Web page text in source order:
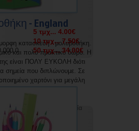
- England
κατασκευή - μολυβοθήκη.
και πολύ πρακτικό δώρο. Η
είναι ΠΟΛΥ ΕΥΚΟΛΗ διότι
σημεία που διπλώνουμε. Σε
χαρτόνι για μεγάλη
εκτύπωσης με την επωνυμία
5 τμχ... 4.00€
10 τμχ... 7.50€
50 τμχ... 34.00€
000 0